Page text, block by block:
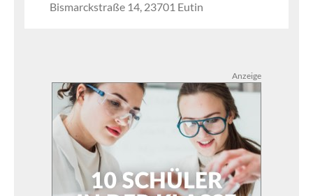
Bismarckstraße 14, 23701 Eutin
Anzeige